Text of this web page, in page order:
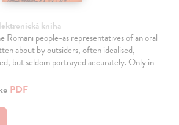
kniha
Romani people-as representatives of an oral
about by outsiders, often idealised,
but seldom portrayed accurately. Only in
PDF